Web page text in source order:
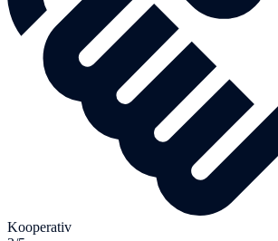
Kooperativ